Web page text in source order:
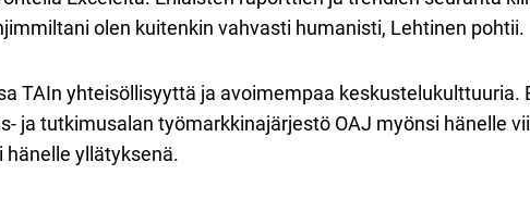
olen kuitenkin vahvasti humanisti, Lehtinen pohtii.
TAIn yhteisöllisyyttä ja avoimempaa keskustelukulttuuria.
ja tutkimusalan työmarkkinajärjestö OAJ myönsi hänelle
yllätyksenä.